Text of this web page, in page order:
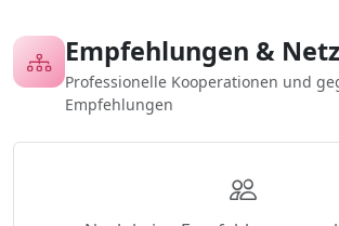
Empfehlungen &
Professionelle Kooperationen und
Empfehlungen